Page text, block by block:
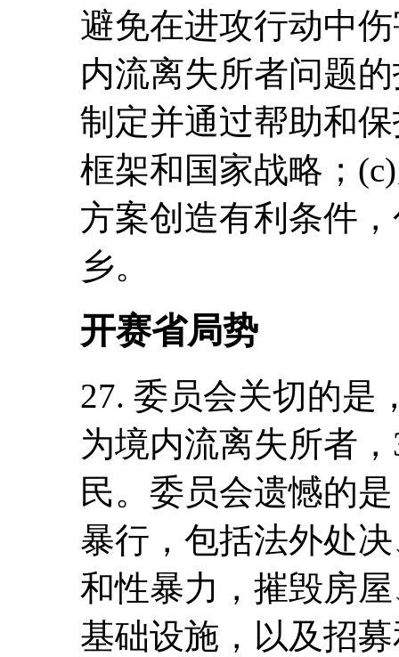
避免在进攻行动中
内流离失所者问题
制定并通过帮助和
框架和国家战略；
方案创造有利条件
乡。
开赛省局势
27. 委员会关切的是
为境内流离失所者
民。委员会遗憾的
暴行，包括法外处
和性暴力，摧毁房
基础设施，以及招